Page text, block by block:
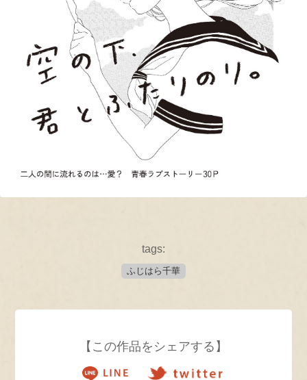
tags:
ふじはら千華
【この作品をシェアする】